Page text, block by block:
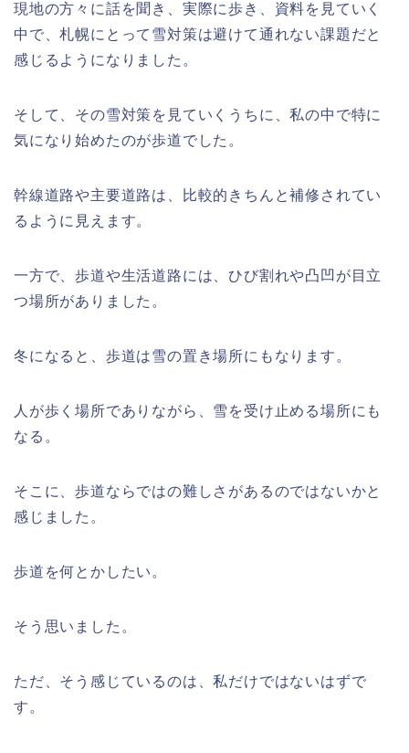
現地の方々に話を聞き、実際に歩き、資料を見ていく
中で、札幌にとって雪対策は避けて通れない課題だと
感じるようになりました。
そして、その雪対策を見ていくうちに、私の中で特に
気になり始めたのが歩道でした。
幹線道路や主要道路は、比較的きちんと補修されてい
るように見えます。
一方で、歩道や生活道路には、ひび割れや凸凹が目立
つ場所がありました。
冬になると、歩道は雪の置き場所にもなります。
人が歩く場所でありながら、雪を受け止める場所にも
なる。
そこに、歩道ならではの難しさがあるのではないかと
感じました。
歩道を何とかしたい。
そう思いました。
ただ、そう感じているのは、私だけではないはずで
す。